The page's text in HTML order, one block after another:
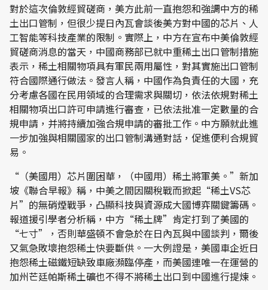
對於這次倫敦經貿磋商，美方此前一直抱怨和強調中方的稀
土出口管制，但很少提日內瓦會談後美方對中國的芯片、人
工智能等科技產業的限制。實際上，中方在宣布中美倫敦經
貿磋商消息的當天，中國商務部已就中重稀土出口管制措施
表示，稀土相關物項具有軍民兩用屬性，對其實施出口管制
符合國際通行做法。發言人稱，中國作為負責任的大國，充
分考慮各國在民用領域的合理需求與關切，依法依規對稀土
相關物項出口許可申請進行審查，已依法批准一定數量的合
規申請，并將持續加強合規申請的審批工作。中方願就此進
一步加強與相關國家的出口管制溝通對話，促進便利合規貿
易。
“（美國用）芯片圍困華，（中國用）稀土將軍美。”新加
坡《聯合早報》稱，中美之間因關稅戰而掀起“稀土VS芯
片”的無硝煙戰爭，凸顯科技與資源成大國博弈關鍵籌碼。
報道援引學者分析稱，中方“稀土牌”肯定打到了美國的
“七寸”，否則華盛頓不會急於在日內瓦與中國談判，爾後
又氣急敗壞抱怨稀土快要斷供。一大例證是，美國車企近日
抱怨稀土磁鐵短缺致車廠瀕臨停產，而美國連唯一在運營的
加州芒廷帕斯稀土礦也不得不將稀土出口到中國進行提煉。